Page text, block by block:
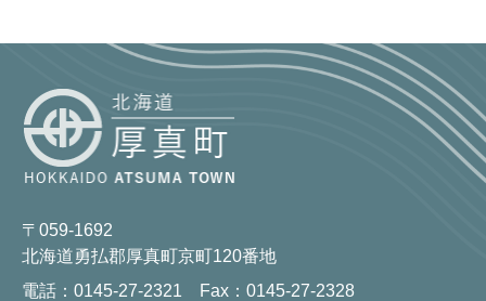
〒059-1692
北海道勇払郡厚真町京町120番地
電話：0145-27-2321 Fax：0145-27-2328